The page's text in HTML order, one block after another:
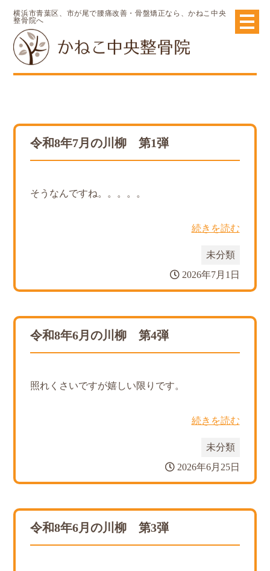
横浜市青葉区、市が尾で腰痛改善・骨盤矯正なら、かねこ中央
整骨院へ
令和8年7月の川柳 第1弾
そうなんですね。。。。。
続きを読む
未分類
2026年7月1日
令和8年6月の川柳 第4弾
照れくさいですが嬉しい限りです。
続きを読む
未分類
2026年6月25日
令和8年6月の川柳 第3弾